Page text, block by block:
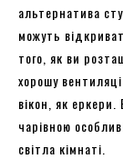
альтернатива
можуть
того, як ви
хорошу
вікон, як
чарівною
світла кімнаті.